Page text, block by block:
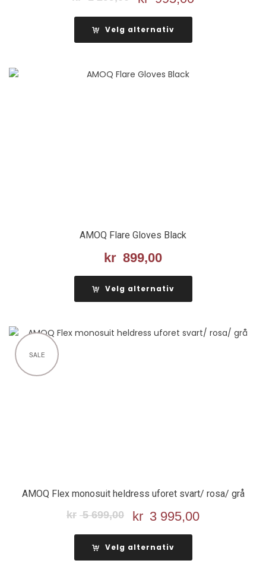
pris
var:
kr 1
Velg alternativ
AMOQ Flare Gloves Black
kr 899,00
Velg alternativ
SALE
AMOQ Flex monosuit heldress uforet svart/ rosa/ grå
kr 5 699,00
Opprinnelig
pris
var:
kr 5
kr 3 995,00Nåværende
Velg alternativ